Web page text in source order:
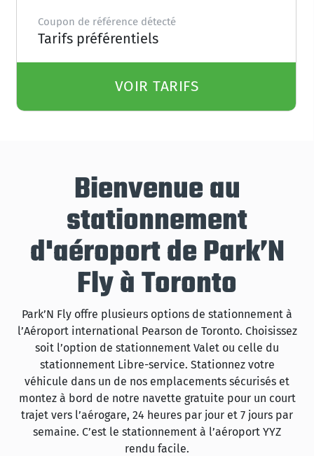
Coupon de référence détecté
Tarifs préférentiels
VOIR TARIFS
Bienvenue au
stationnement
d'aéroport de Park’N
Fly à Toronto
Park’N Fly offre plusieurs options de stationnement à
l’Aéroport international Pearson de Toronto. Choisissez
soit l’option de stationnement Valet ou celle du
stationnement Libre-service. Stationnez votre
véhicule dans un de nos emplacements sécurisés et
montez à bord de notre navette gratuite pour un court
trajet vers l’aérogare, 24 heures par jour et 7 jours par
semaine. C’est le stationnement à l’aéroport YYZ
rendu facile.